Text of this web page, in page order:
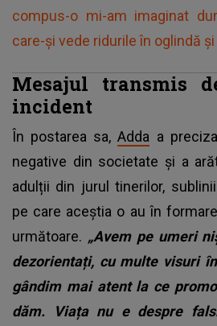
compus-o mi-am imaginat
care-și vede ridurile în oglindă
Mesajul transmis
incident
În postarea sa,Adda a
negative din societate și a
adulții din jurul tinerilor,
pe care aceștia o au în
următoare. „Avem pe umeri
dezorientați, cu multe visuri
gândim mai atent la ce
dăm. Viața nu e despre